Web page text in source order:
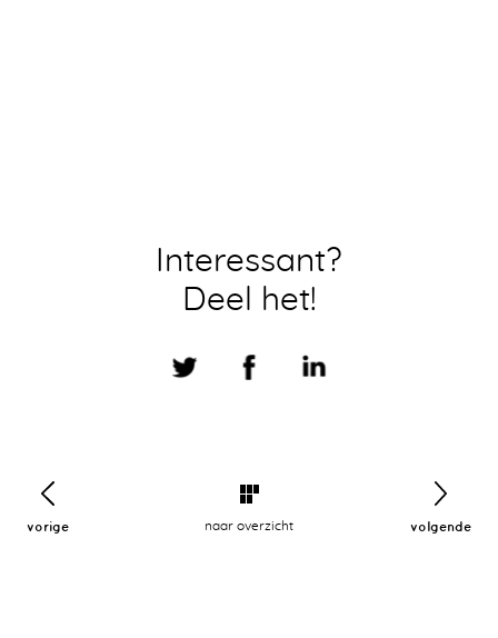
Interessant?
Deel het!
vorige naar overzicht volgende